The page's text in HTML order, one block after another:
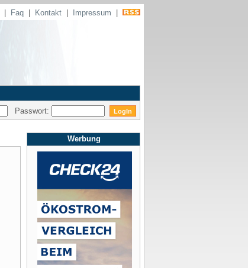
Faq Kontakt Impressum
Passwort:
Werbung